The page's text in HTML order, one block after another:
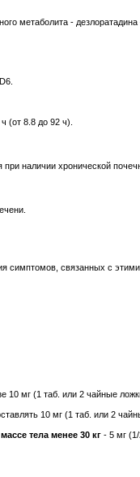
метаболита -
(от 8.8 до 92 ч).
наличии хронической
симптомов, связанных с
10 мг (1 таб. или 2 чайные
10 мг (1 таб. или 2
массе тела менее 30 кг - 5 мг